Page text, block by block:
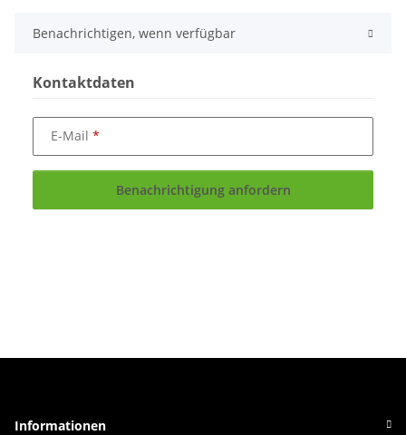
Benachrichtigen, wenn verfügbar
Kontaktdaten
E-Mail
Benachrichtigung anfordern
Informationen